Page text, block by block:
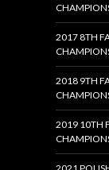
2017 8TH
2018 9TH
2019 10TH